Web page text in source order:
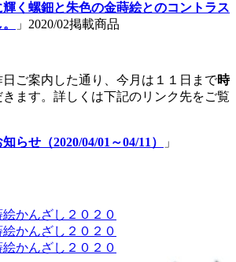
く螺鈿と朱色の金蒔絵とのコントラス
」2020/02掲載商品
ご案内した通り、今月は１１日まで時
きます。詳しくは下記のリンク先をご覧
らせ（2020/04/01～04/11）
」